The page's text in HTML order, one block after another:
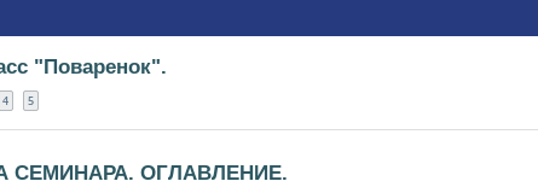
"Поваренок".
4 5
СЕМИНАРА. ОГЛАВЛЕНИЕ.